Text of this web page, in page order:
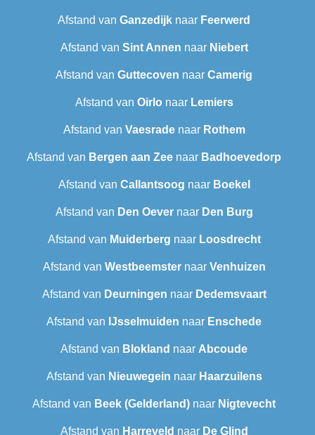
Afstand van Ganzedijk naar Feerwerd
Afstand van Sint Annen naar Niebert
Afstand van Guttecoven naar Camerig
Afstand van Oirlo naar Lemiers
Afstand van Vaesradenaar Rothem
Afstand van Bergen aan Zee naar Badhoevedorp
Afstand van Callantsoog naar Boekel
Afstand van Den Oevernaar Den Burg
Afstand van Muiderberg naar Loosdrecht
Afstand van Westbeemsternaar Venhuizen
Afstand van Deurningen naar Dedemsvaart
Afstand van IJsselmuiden naar Enschede
Afstand van Blokland naar Abcoude
Afstand van Nieuwegein naar Haarzuilens
Afstand van Beek (Gelderland) naar Nigtevecht
Afstand van Harreveld naar De Glind